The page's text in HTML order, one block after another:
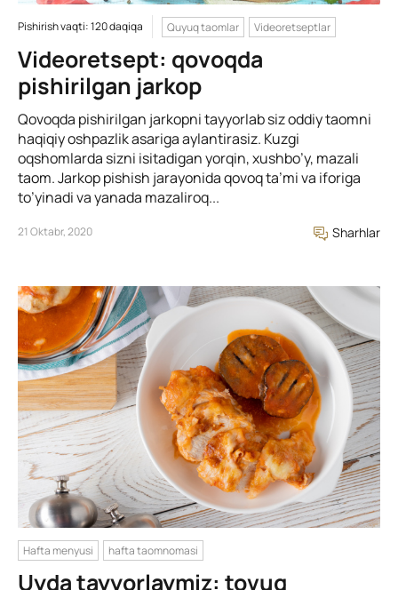
Pishirish vaqti: 120 daqiqa Quyuq taomlar Videoretseptlar
Videoretsept: qovoqda
pishirilgan jarkop
Qovoqda pishirilgan jarkopni tayyorlab siz oddiy taomni
haqiqiy oshpazlik asariga aylantirasiz. Kuzgi
oqshomlarda sizni isitadigan yorqin, xushbo’y, mazali
taom. Jarkop pishish jarayonida qovoq ta’mi va iforiga
to’yinadi va yanada mazaliroq...
21 Oktabr, 2020 Sharhlar
Hafta menyusi hafta taomnomasi
Uyda tayyorlaymiz: tovuq